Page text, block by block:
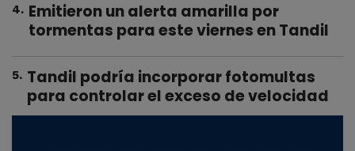
4. Emitieron un alerta amarilla por
tormentas para este viernes en Tandil
5. Tandil podría incorporar fotomultas
para controlar el exceso de velocidad